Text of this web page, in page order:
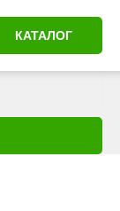
КАТАЛОГ